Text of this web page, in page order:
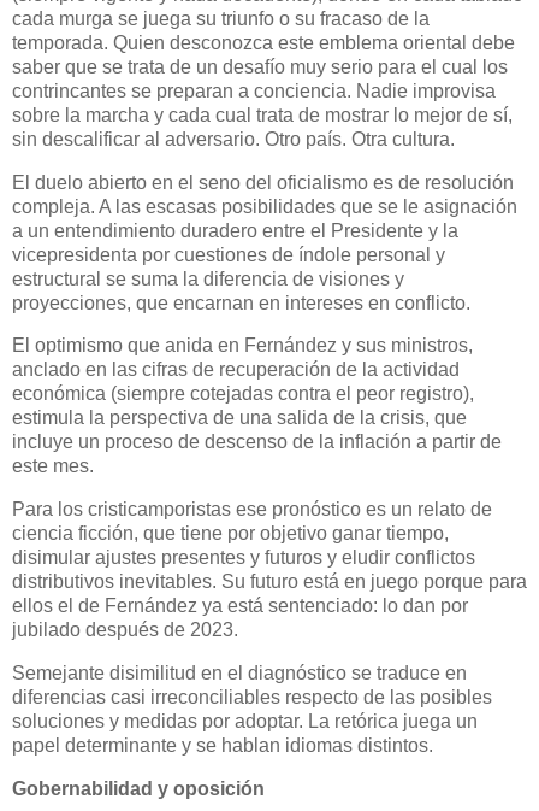
cada murga se juega su triunfo o su fracaso de la
temporada. Quien desconozca este emblema oriental debe
saber que se trata de un desafío muy serio para el cual los
contrincantes se preparan a conciencia. Nadie improvisa
sobre la marcha y cada cual trata de mostrar lo mejor de sí,
sin descalificar al adversario. Otro país. Otra cultura.
El duelo abierto en el seno del oficialismo es de resolución
compleja. A las escasas posibilidades que se le asignación
a un entendimiento duradero entre el Presidente y la
vicepresidenta por cuestiones de índole personal y
estructural se suma la diferencia de visiones y
proyecciones, que encarnan en intereses en conflicto.
El optimismo que anida en Fernández y sus ministros,
anclado en las cifras de recuperación de la actividad
económica (siempre cotejadas contra el peor registro),
estimula la perspectiva de una salida de la crisis, que
incluye un proceso de descenso de la inflación a partir de
este mes.
Para los cristicamporistas ese pronóstico es un relato de
ciencia ficción, que tiene por objetivo ganar tiempo,
disimular ajustes presentes y futuros y eludir conflictos
distributivos inevitables. Su futuro está en juego porque para
ellos el de Fernández ya está sentenciado: lo dan por
jubilado después de 2023.
Semejante disimilitud en el diagnóstico se traduce en
diferencias casi irreconciliables respecto de las posibles
soluciones y medidas por adoptar. La retórica juega un
papel determinante y se hablan idiomas distintos.
Gobernabilidad y oposición